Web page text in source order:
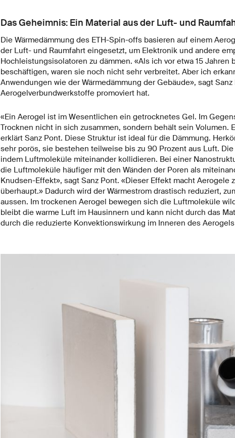
Das Geheimnis: Ein Material aus der Luft- und
Die Wärmedämmung des ETH-Spin-offs basieren auf einem
der Luft- und Raumfahrt eingesetzt, um Elektronik und andere
Hochleistungsisolatoren zu dämmen. «Als ich vor etwa 15 Jahren
beschäftigen, waren sie noch nicht sehr verbreitet. Aber ich
Anwendungen wie der Wärmedämmung der Gebäude», sagt
Aerogelverbundwerkstoffe promoviert hat.
«Ein Aerogel ist im Wesentlichen ein getrocknetes Gel. Im
Trocknen nicht in sich zusammen, sondern behält sein Volumen.
erklärt Sanz Pont. Diese Struktur ist ideal für die Dämmung.
sehr porös, sie bestehen teilweise bis zu 90 Prozent aus Luft.
indem Luftmoleküle miteinander kollidieren. Bei einer
die Luftmoleküle häufiger mit den Wänden der Poren als
Knudsen-Effekt», sagt Sanz Pont. «Dieser Effekt macht Aerogele
überhaupt.» Dadurch wird der Wärmestrom drastisch reduziert,
aussen. Im trockenen Aerogel bewegen sich die Luftmoleküle
bleibt die warme Luft im Hausinnern und kann nicht durch das
durch die reduzierte Konvektionswirkung im Inneren des